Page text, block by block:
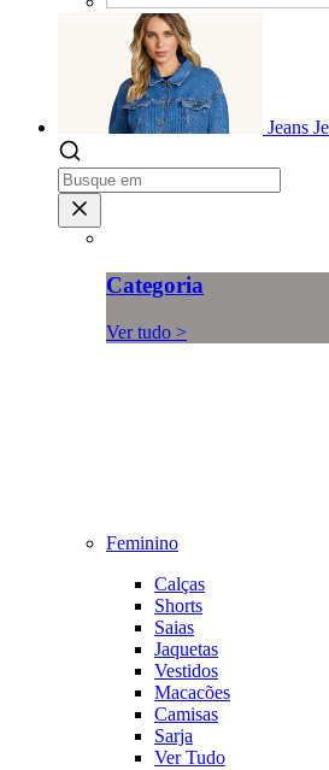
Jeans
Categoria
Ver tudo >
Feminino
Calças
Shorts
Saias
Jaquetas
Vestidos
Macacões
Camisas
Sarja
Ver Tudo